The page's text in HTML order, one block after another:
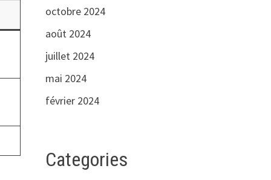
octobre 2024
août 2024
juillet 2024
mai 2024
février 2024
Categories